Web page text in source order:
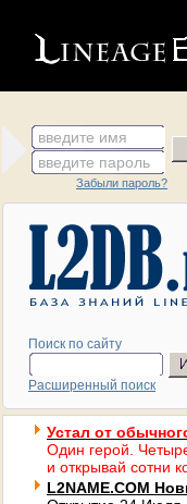
введите имя
введите пароль
Забыли пароль?
Поиск по сайту
Расширенный поиск
Устал от
Один герой.
и открывай сотни
L2NAME.COM